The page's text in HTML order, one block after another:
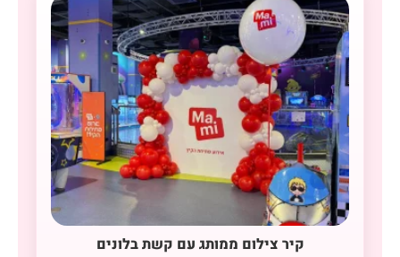
קיר צילום ממותג עם קשת בלונים